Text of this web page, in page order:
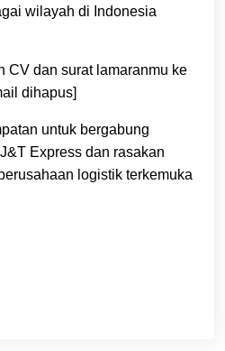
wilayah di Indonesia
CV dan surat lamaranmu ke
dihapus]
untuk bergabung
Express dan rasakan
logistik terkemuka